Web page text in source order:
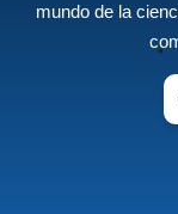
mundo de la